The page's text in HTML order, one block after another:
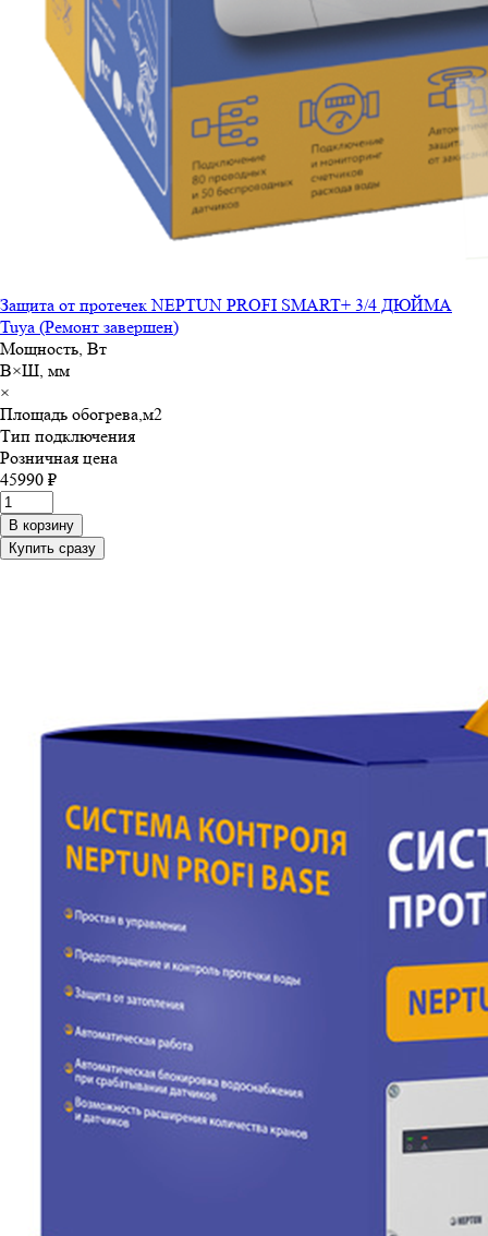
Защита от протечек NEPTUN PROFI SMART+ 3/4 ДЮЙМА
Tuya (Ремонт завершен)
Мощность, Вт
В×Ш, мм
×
Площадь обогрева,м2
Тип подключения
Розничная цена
45990 ₽
В корзину
Купить сразу